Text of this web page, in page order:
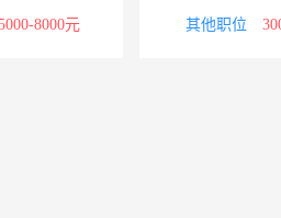
8000元 其他职位